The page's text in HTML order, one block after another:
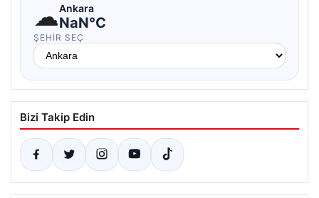
☁Ankara
NaN°C
ŞEHIR SEÇ
Bizi Takip Edin